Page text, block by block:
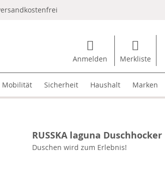
Anmelden Merkliste
Mobilität Sicherheit Haushalt Marken
RUSSKA laguna Duschhocker
Duschen wird zum Erlebnis!